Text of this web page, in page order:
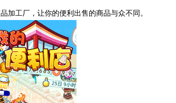
加工厂，让你的便利出售的商品与众不同。